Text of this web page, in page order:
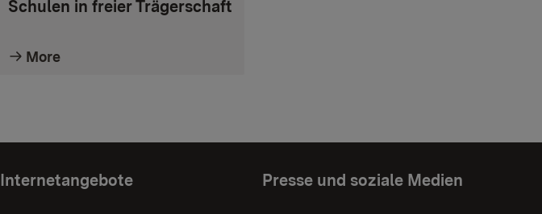
Schulen in freier Trägerschaft
More
Internetangebote Presse und soziale Medien